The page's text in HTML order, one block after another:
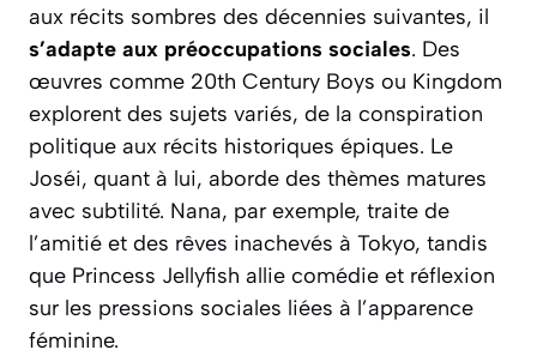
aux récits sombres des décennies suivantes, il
s’adapte aux préoccupations sociales. Des
œuvres comme 20th Century Boys ou Kingdom
explorent des sujets variés, de la conspiration
politique aux récits historiques épiques. Le
Joséi, quant à lui, aborde des thèmes matures
avec subtilité. Nana, par exemple, traite de
l’amitié et des rêves inachevés à Tokyo, tandis
que Princess Jellyfish allie comédie et réflexion
sur les pressions sociales liées à l’apparence
féminine.